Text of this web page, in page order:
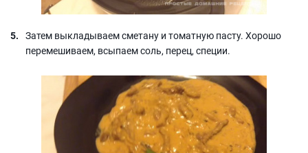
Затем выкладываем сметану и томатную пасту. Хорошо
перемешиваем, всыпаем соль, перец, специи.